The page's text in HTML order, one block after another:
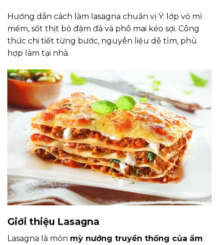
Hướng dẫn cách làm lasagna chuẩn vị Ý: lớp vỏ mì
mềm, sốt thịt bò đậm đà và phô mai kéo sợi. Công
thức chi tiết từng bước, nguyên liệu dễ tìm, phù
hợp làm tại nhà.
Giới thiệu Lasagna
Lasagna là món mỳ nướng truyền thống của ẩm